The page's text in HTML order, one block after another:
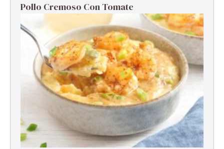
Pollo Cremoso Con Tomate